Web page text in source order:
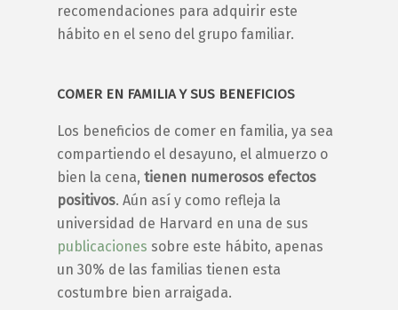
recomendaciones para adquirir este
hábito en el seno del grupo familiar.
COMER EN FAMILIA Y SUS BENEFICIOS
Los beneficios de comer en familia, ya sea
compartiendo el desayuno, el almuerzo o
bien la cena, tienen numerosos efectos
positivos. Aún así y como refleja la
universidad de Harvard en una de sus
publicaciones sobre este hábito, apenas
un 30% de las familias tienen esta
costumbre bien arraigada.